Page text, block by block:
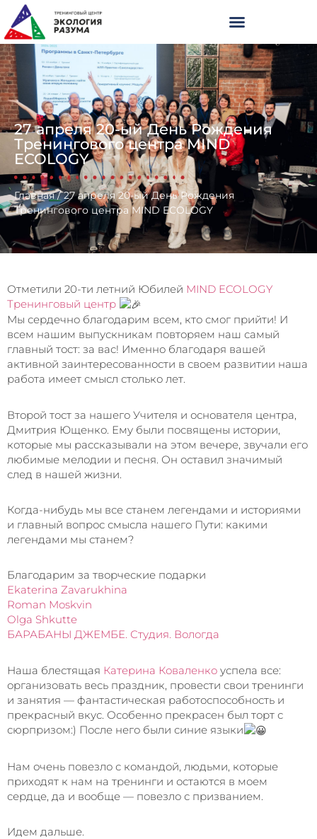
27 апреля 20-ый День Рождения
Тренингового центра MIND
ECOLOGY
Главная/27 апреля 20-ый День Рождения
Тренингового центра MIND ECOLOGY
Отметили 20-ти летний Юбилей MIND ECOLOGY
Тренинговый центр
Мы сердечно благодарим всем, кто смог прийти! И
всем нашим выпускникам повторяем наш самый
главный тост: за вас! Именно благодаря вашей
активной заинтересованности в своем развитии наша
работа имеет смысл столько лет.
Второй тост за нашего Учителя и основателя центра,
Дмитрия Ющенко. Ему были посвящены истории,
которые мы рассказывали на этом вечере, звучали его
любимые мелодии и песня. Он оставил значимый
след в нашей жизни.
Когда-нибудь мы все станем легендами и историями
и главный вопрос смысла нашего Пути: какими
легендами мы станем?
Благодарим за творческие подарки
Ekaterina Zavarukhina
Roman Moskvin
Olga Shkutte
БАРАБАНЫ ДЖЕМБЕ. Студия. Вологда
Наша блестящая Катерина Коваленко успела все:
организовать весь праздник, провести свои тренинги
и занятия — фантастическая работоспособность и
прекрасный вкус. Особенно прекрасен был торт с
сюрпризом:) После него были синие языки
Нам очень повезло с командой, людьми, которые
приходят к нам на тренинги и остаются в моем
сердце, да и вообще — повезло с призванием.
Идем дальше.